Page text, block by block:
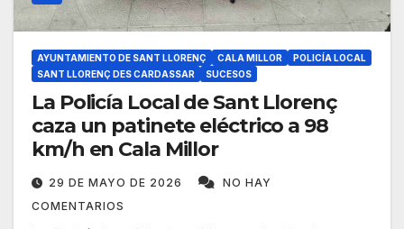
AYUNTAMIENTO DE SANT LLORENÇ CALA MILLOR
POLICÍA LOCAL
SANT LLORENÇ DES CARDASSAR
SUCESOS
La Policía Local de Sant Llorenç
caza un patinete eléctrico a 98
km/h en Cala Millor
29 DE MAYO DE 2026
NO HAY
COMENTARIOS